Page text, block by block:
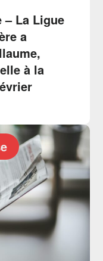
– La Ligue
a
à la